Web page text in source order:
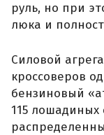
руль, но при
люка и
Силовой
кроссоверов
бензиновый
115